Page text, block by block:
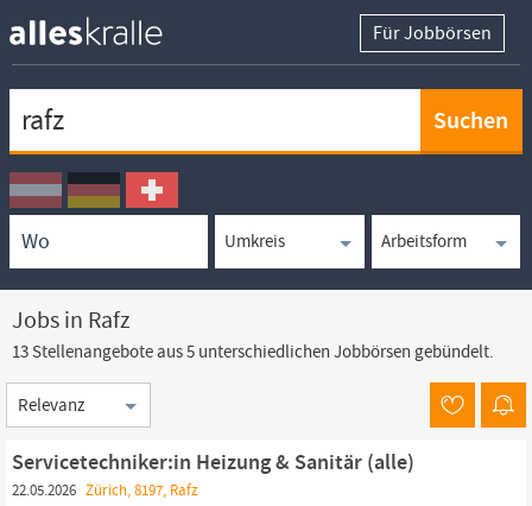
Für Jobbörsen
Ortssuche
Umkreissuche
Arbeitsform
Jobs in Rafz
13 Stellenangebote aus 5 unterschiedlichen Jobbörsen gebündelt.
Sortierung
Servicetechniker:in Heizung & Sanitär (alle)
22.05.2026 Zürich, 8197, Rafz